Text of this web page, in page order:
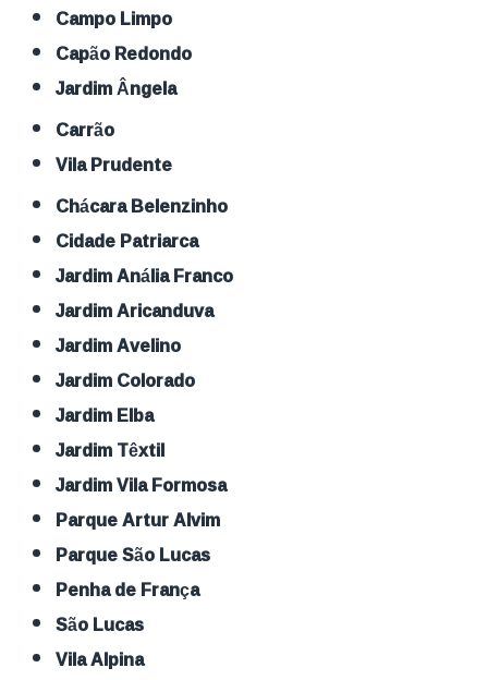
Campo Limpo
Capão Redondo
Jardim Ângela
Carrão
Vila Prudente
Chácara Belenzinho
Cidade Patriarca
Jardim Anália Franco
Jardim Aricanduva
Jardim Avelino
Jardim Colorado
Jardim Elba
Jardim Têxtil
Jardim Vila Formosa
Parque Artur Alvim
Parque São Lucas
Penha de França
São Lucas
Vila Alpina